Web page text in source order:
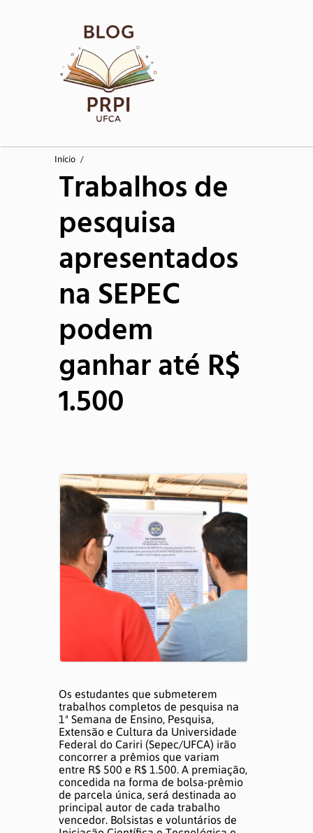
Pesquisa
Pós-Graduação
Inovação
Editoração e Apoio à Publicação
Núcleos
Gestão
Divulgação Científica
Inovação Tecnológica
Apoio aos Periódicos
Início /
Trabalhos de
pesquisa
apresentados
na SEPEC
podem
ganhar até R$
1.500
Os estudantes que submeterem
trabalhos completos de pesquisa na
1ª Semana de Ensino, Pesquisa,
Extensão e Cultura da Universidade
Federal do Cariri (Sepec/UFCA) irão
concorrer a prêmios que variam
entre R$ 500 e R$ 1.500. A premiação,
concedida na forma de bolsa-prêmio
de parcela única, será destinada ao
principal autor de cada trabalho
vencedor. Bolsistas e voluntários de